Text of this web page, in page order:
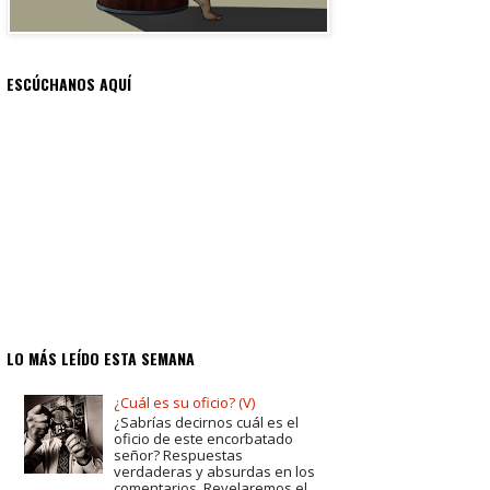
ESCÚCHANOS AQUÍ
LO MÁS LEÍDO ESTA SEMANA
¿Cuál es su oficio? (V)
¿Sabrías decirnos cuál es el
oficio de este encorbatado
señor? Respuestas
verdaderas y absurdas en los